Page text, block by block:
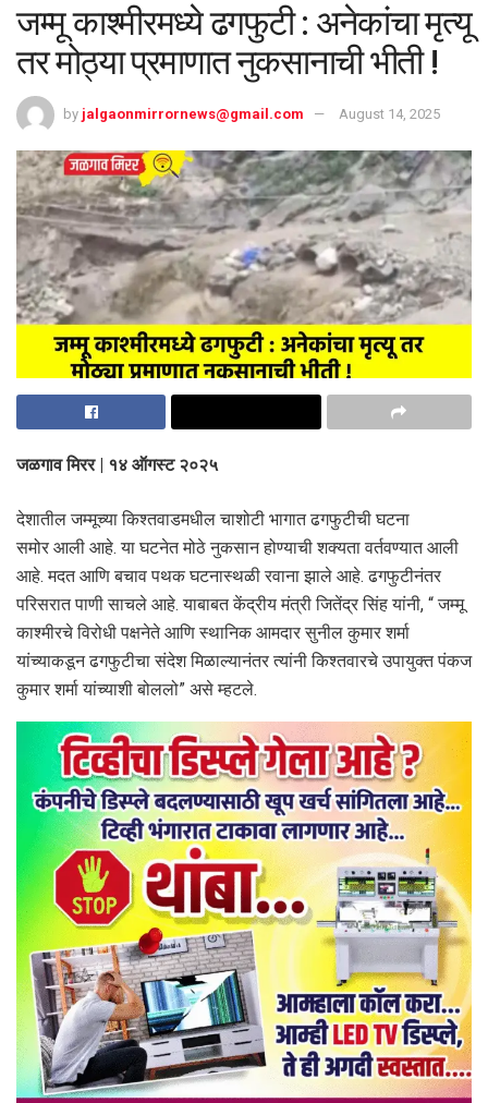
जम्मू काश्मीरमध्ये ढगफुटी : अनेकांचा मृत्यू
तर मोठ्या प्रमाणात नुकसानाची भीती !
by jalgaonmirrornews@gmail.com August 14, 2025
जळगाव मिरर | १४ ऑगस्ट २०२५
देशातील जम्मूच्या किश्तवाडमधील चाशोटी भागात ढगफुटीची घटना
समोर आली आहे. या घटनेत मोठे नुकसान होण्याची शक्यता वर्तवण्यात आली
आहे. मदत आणि बचाव पथक घटनास्थळी रवाना झाले आहे. ढगफुटीनंतर
परिसरात पाणी साचले आहे. याबाबत केंद्रीय मंत्री जितेंद्र सिंह यांनी, “ जम्मू
काश्मीरचे विरोधी पक्षनेते आणि स्थानिक आमदार सुनील कुमार शर्मा
यांच्याकडून ढगफुटीचा संदेश मिळाल्यानंतर त्यांनी किश्तवारचे उपायुक्त पंकज
कुमार शर्मा यांच्याशी बोललो” असे म्हटले.